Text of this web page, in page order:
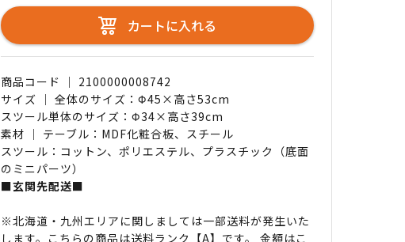
カートに入れる
商品コード ｜ 2100000008742
サイズ ｜ 全体のサイズ：Φ45×高さ53cm
スツール単体のサイズ：Φ34×高さ39cm
素材 ｜ テーブル：MDF化粧合板、スチール
スツール：コットン、ポリエステル、プラスチック（底面
のミニパーツ）
■玄関先配送■
※北海道・九州エリアに関しましては一部送料が発生いた
します。こちらの商品は送料ランク【A】です。 金額はこ